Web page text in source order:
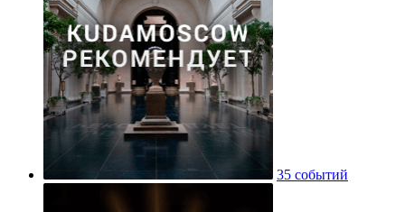
35 событий